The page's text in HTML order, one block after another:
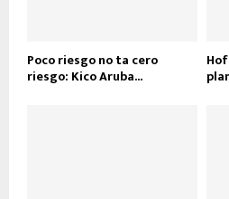
Poco riesgo no ta cero
riesgo: Kico Aruba...